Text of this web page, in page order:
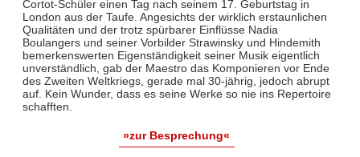
Cortot-Schüler einen Tag nach seinem 17. Geburtstag in
London aus der Taufe. Angesichts der wirklich erstaunlichen
Qualitäten und der trotz spürbarer Einflüsse Nadia
Boulangers und seiner Vorbilder Strawinsky und Hindemith
bemerkenswerten Eigenständigkeit seiner Musik eigentlich
unverständlich, gab der Maestro das Komponieren vor Ende
des Zweiten Weltkriegs, gerade mal 30-jährig, jedoch abrupt
auf. Kein Wunder, dass es seine Werke so nie ins Repertoire
schafften.
»zur Besprechung«